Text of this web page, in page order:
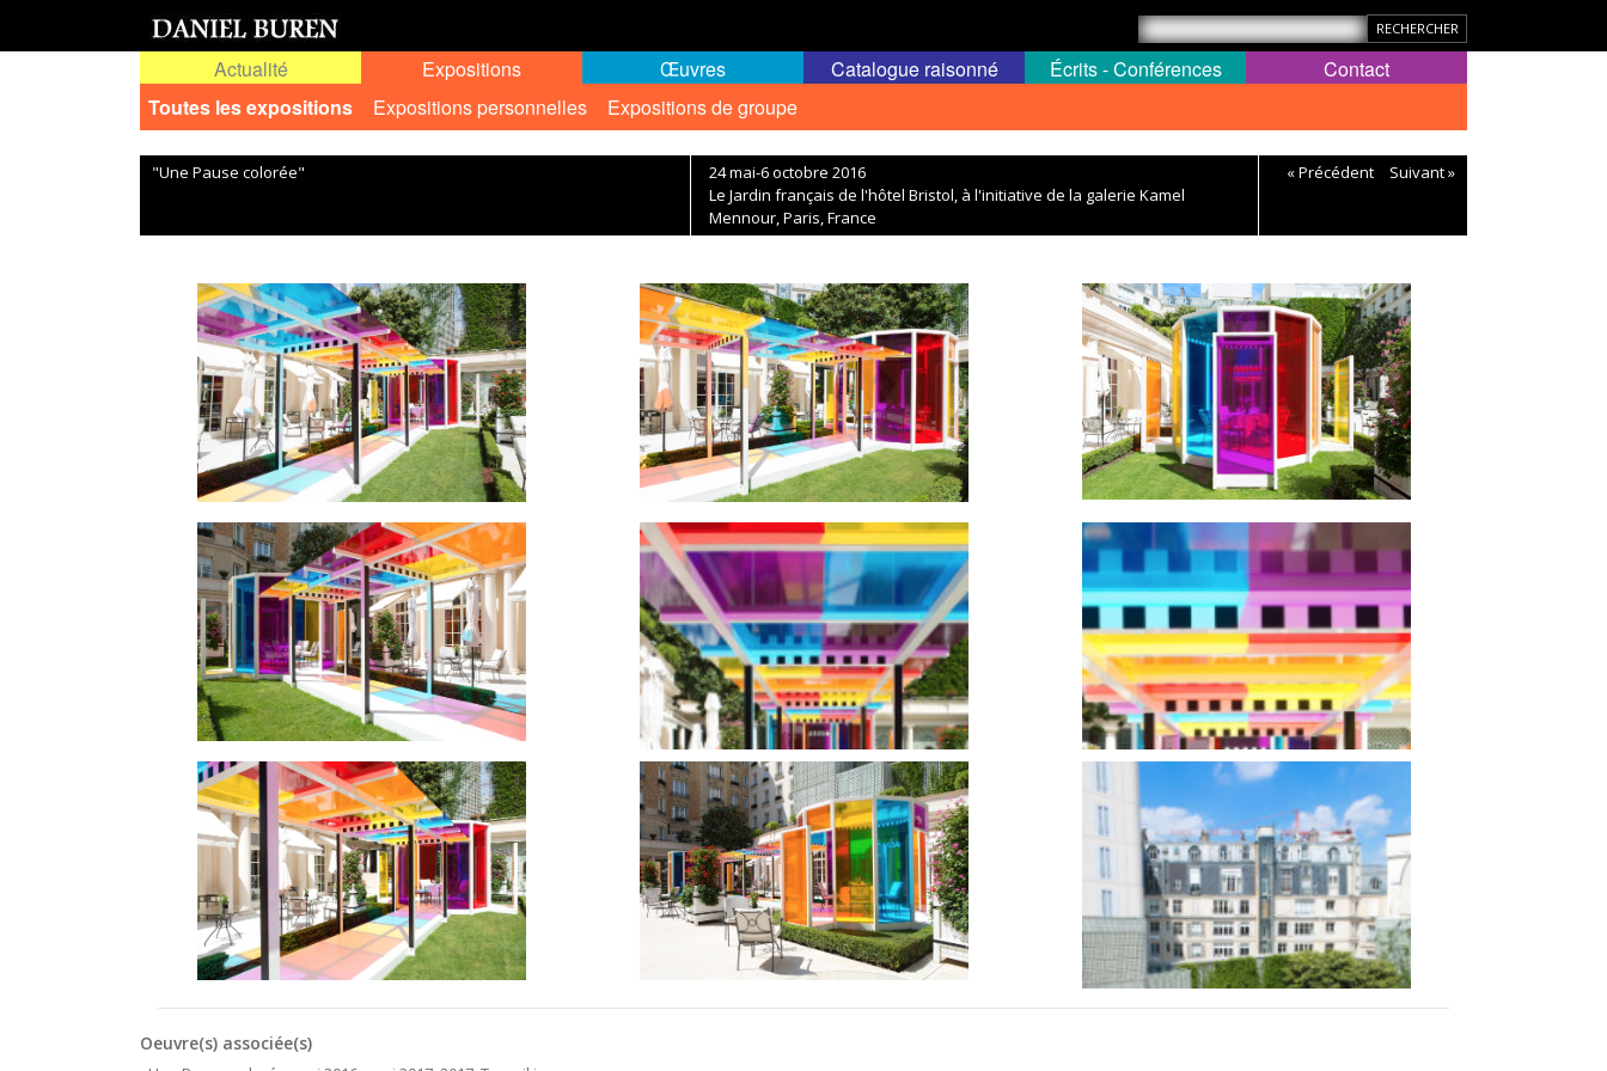
Actualité
Expositions
Toutes les expositions
Expositions personnelles Expositions de groupe
Œuvres Catalogue raisonné Écrits - Conférences Contact
"Une Pause colorée"
24 mai-6 octobre 2016
Le Jardin français de l'hôtel Bristol, à l'initiative de la galerie Kamel
Mennour, Paris, France
« Précédent Suivant »
Oeuvre(s) associée(s)